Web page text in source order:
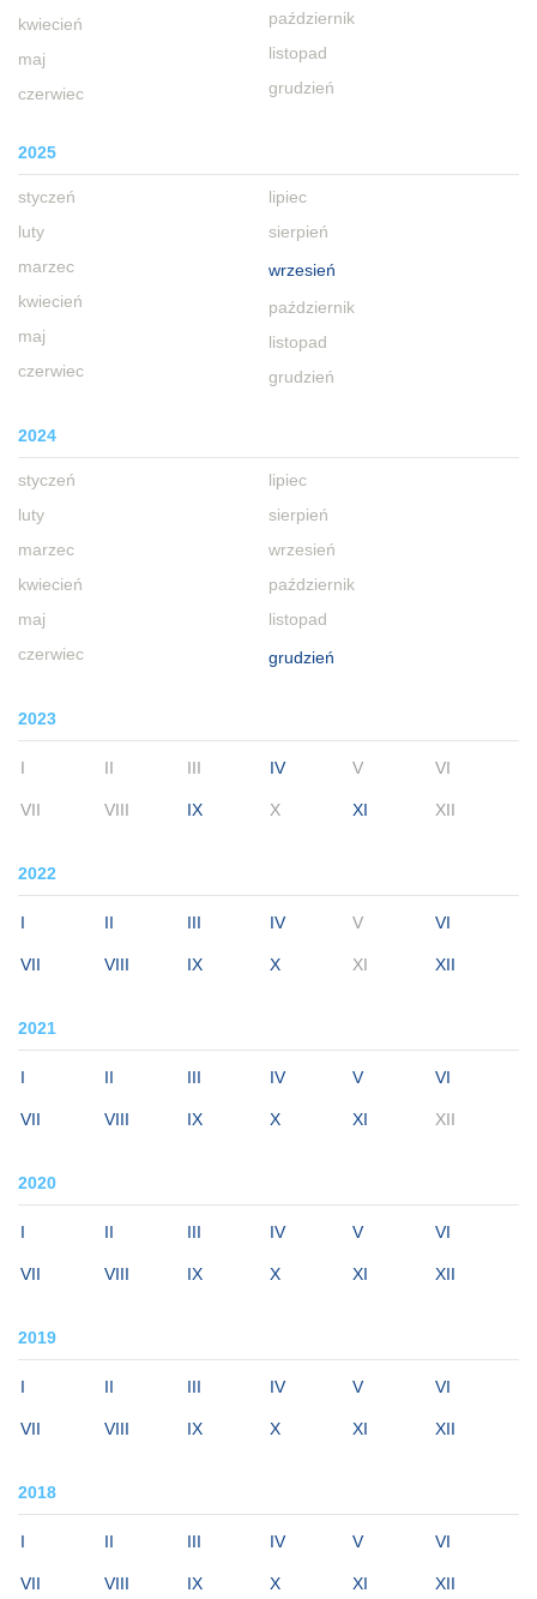
kwiecień
maj
czerwiec
październik
listopad
grudzień
2025
styczeń
luty
marzec
kwiecień
maj
czerwiec
lipiec
sierpień
wrzesień
październik
listopad
grudzień
2024
styczeń
luty
marzec
kwiecień
maj
czerwiec
lipiec
sierpień
wrzesień
październik
listopad
grudzień
2023
I II III IV V VI
VII VIII IX X XI XII
2022
I II III IV V VI
VII VIII IX X XI XII
2021
I II III IV V VI
VII VIII IX X XI XII
2020
I II III IV V VI
VII VIII IX X XI XII
2019
I II III IV V VI
VII VIII IX X XI XII
2018
I II III IV V VI
VII VIII IX X XI XII